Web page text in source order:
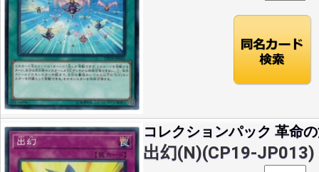
コレクションパック 革命
出幻(N)(CP19-JP013)